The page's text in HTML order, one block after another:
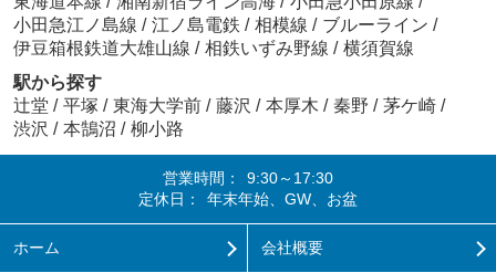
小田急江ノ島線 / 江ノ島電鉄 / 相模線 / ブルーライン /
伊豆箱根鉄道大雄山線 / 相鉄いずみ野線 / 横須賀線
駅から探す
辻堂 / 平塚 / 東海大学前 / 藤沢 / 本厚木 / 秦野 / 茅ケ崎 /
渋沢 / 本鵠沼 / 柳小路
営業時間：
9:30～17:30
定休日：
年末年始、GW、お盆
ホーム 会社概要